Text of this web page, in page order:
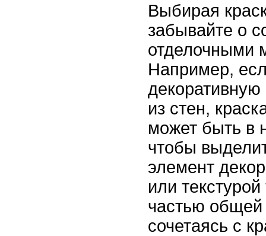
Выбирая
забывайте о
отделочными
Например,
декоративную
из стен,
может быть в
чтобы
элемент
или
частью общей
сочетаясь с